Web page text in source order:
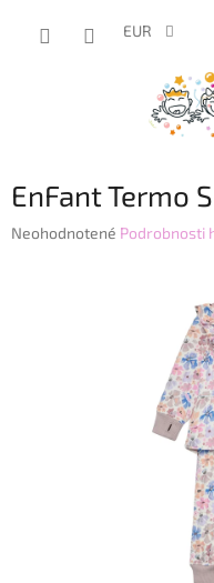
EUR
EnFant Termo
Priemerné
Neohodnotené Podrobnosti